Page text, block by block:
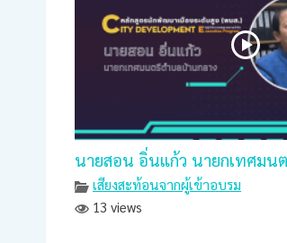
นายสอน อิ่นแก้ว นายกเทศมน
เสียงสะท้อนจากผู้เข้าอบรม
13 views